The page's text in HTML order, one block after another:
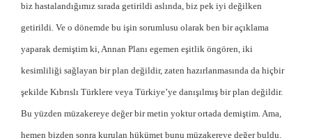
biz hastalandığımız sırada getirildi aslında, biz pek iyi değilken
getirildi. Ve o dönemde bu işin sorumlusu olarak ben bir açıklama
yaparak demiştim ki, Annan Planı egemen eşitlik öngören, iki
kesimliliği sağlayan bir plan değildir, zaten hazırlanmasında da hiçbir
şekilde Kıbrıslı Türklere veya Türkiye’ye danışılmış bir plan değildir.
Bu yüzden müzakereye değer bir metin yoktur ortada demiştim. Ama,
hemen bizden sonra kurulan hükümet bunu müzakereye değer buldu.